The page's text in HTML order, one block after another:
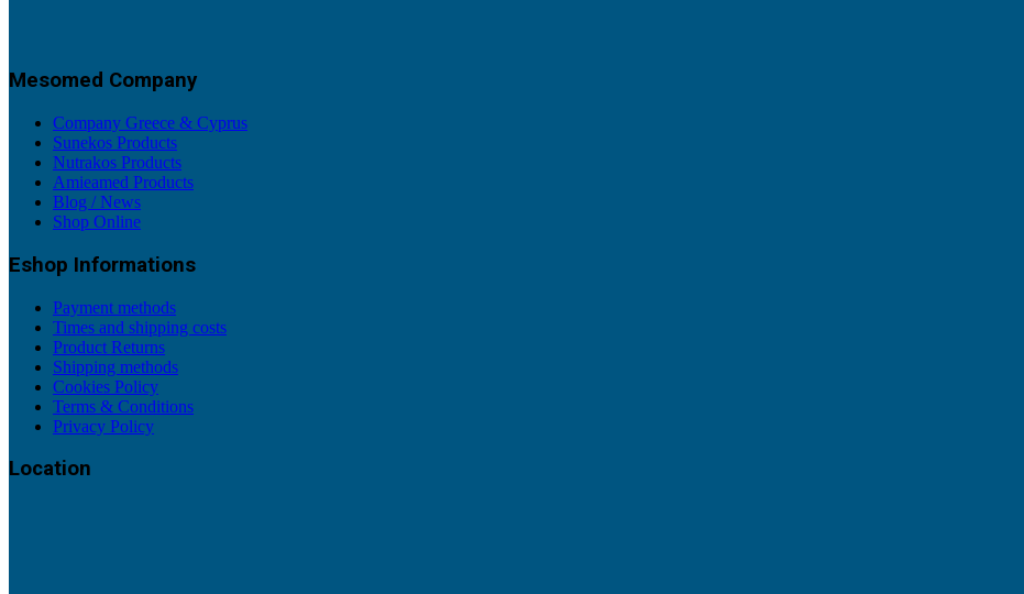
Mesomed Company
Company Greece & Cyprus
Sunekos Products
Nutrakos Products
Amieamed Products
Blog / News
Shop Online
Eshop Informations
Payment methods
Times and shipping costs
Product Returns
Shipping methods
Cookies Policy
Terms & Conditions
Privacy Policy
Location